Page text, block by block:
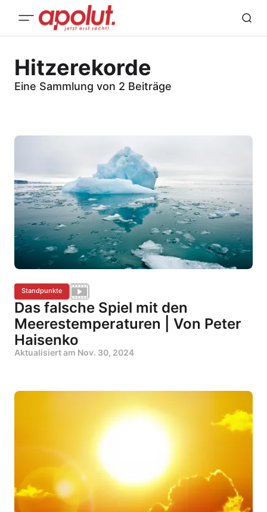
Hitzerekorde
Eine Sammlung von 2 Beiträge
Standpunkte
Das falsche Spiel mit den
Meerestemperaturen | Von Peter
Haisenko
Aktualisiert am Nov. 30, 2024